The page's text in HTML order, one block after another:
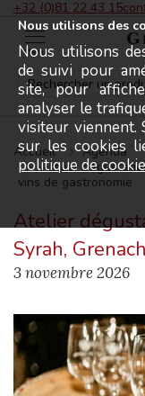
+32 (0)81 22 43 15
Menu
Accueil
Agenda
Atelier
vins de gastronomie
Atelier
Syrah,
3 novembre 2026
Nous utilisons des
Nous utilisons
de suivi pour
site, pour
analyser le
visiteur viennent.
sur les cookies
politique de cookie